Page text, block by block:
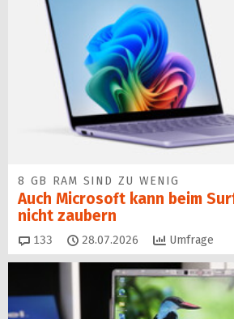
8 GB RAM SIND ZU WENIG
Auch Microsoft kann beim
nicht zaubern
133 Kommentare
28.07.2026 Umfrage